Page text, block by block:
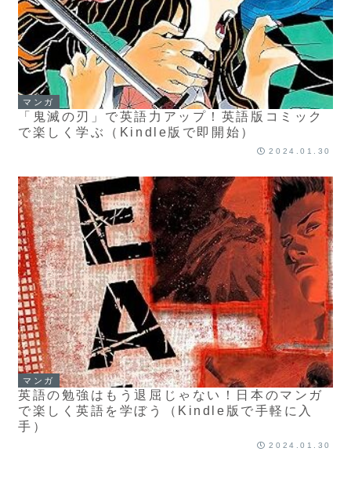
マンガ
「鬼滅の刃」で英語力アップ！英語版コミック
で楽しく学ぶ（Kindle版で即開始）
2024.01.30
マンガ
英語の勉強はもう退屈じゃない！日本のマンガ
で楽しく英語を学ぼう（Kindle版で手軽に入
手）
2024.01.30